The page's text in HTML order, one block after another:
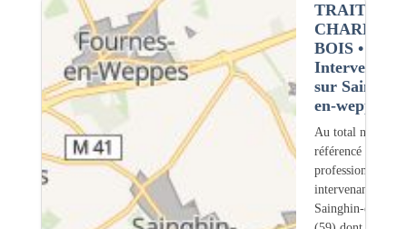
BOIS•
Intervention
sur
en-weppes
Au total nous
référencé
professionnels
intervenant sur
Sainghin-en-